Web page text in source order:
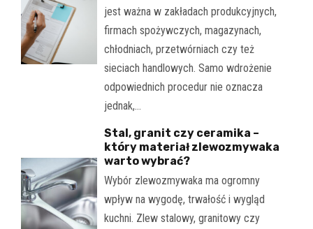
jest ważna w zakładach produkcyjnych,
firmach spożywczych, magazynach,
chłodniach, przetwórniach czy też
sieciach handlowych. Samo wdrożenie
odpowiednich procedur nie oznacza
jednak,…
Stal, granit czy ceramika –
który materiał zlewozmywaka
warto wybrać?
Wybór zlewozmywaka ma ogromny
wpływ na wygodę, trwałość i wygląd
kuchni. Zlew stalowy, granitowy czy